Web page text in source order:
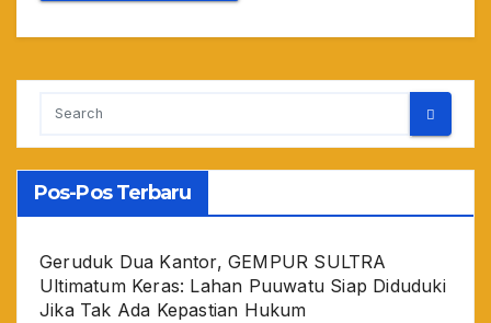
Pos-Pos Terbaru
Geruduk Dua Kantor, GEMPUR SULTRA
Ultimatum Keras: Lahan Puuwatu Siap Diduduki
Jika Tak Ada Kepastian Hukum